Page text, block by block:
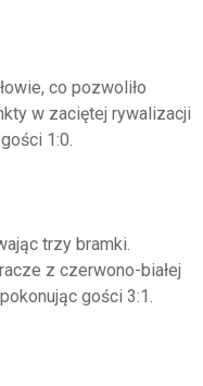
co pozwoliło
w zaciętej rywalizacji
1:0.
trzy bramki.
z czerwono-białej
gości 3:1.